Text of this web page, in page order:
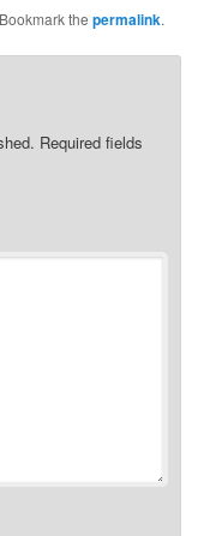
thepermalink.
Required fields